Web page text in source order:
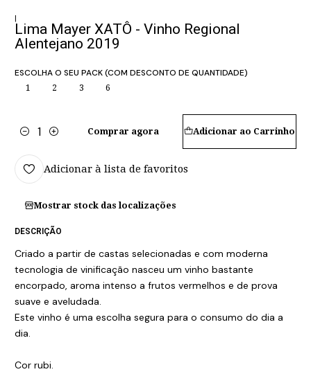
|
Lima Mayer XATÔ - Vinho Regional
Alentejano 2019
ESCOLHA O SEU PACK (COM DESCONTO DE QUANTIDADE)
1 2 3 6
Quantidade
Adicionar ao Carrinho
Comprar agora
Adicionar à lista de favoritos
Mostrar stock das localizações
DESCRIÇÃO
Criado a partir de castas selecionadas e com moderna
tecnologia de vinificação nasceu um vinho bastante
encorpado, aroma intenso a frutos vermelhos e de prova
suave e aveludada.
Este vinho é uma escolha segura para o consumo do dia a
dia.
Cor rubi.